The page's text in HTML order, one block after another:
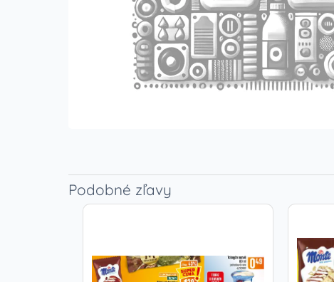
Podobné zľavy